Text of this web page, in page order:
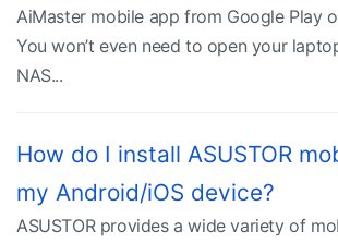
AiMaster mobile app from Google Play
You won’t even need to open your
NAS...
How do I install ASUSTOR
my Android/iOS device?
ASUSTOR provides a wide variety of